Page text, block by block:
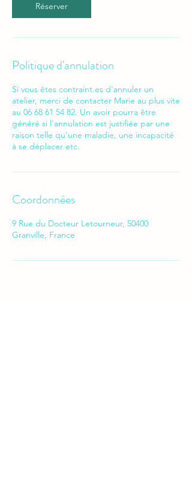
Réserver
Politique d'annulation
Si vous êtes contraint.es d'annuler un
atelier, merci de contacter Marie au plus vite
au 06 68 61 54 82. Un avoir pourra être
généré si l'annulation est justifiée par une
raison telle qu'une maladie, une incapacité
à se déplacer etc.
Coordonnées
9 Rue du Docteur Letourneur, 50400
Granville, France